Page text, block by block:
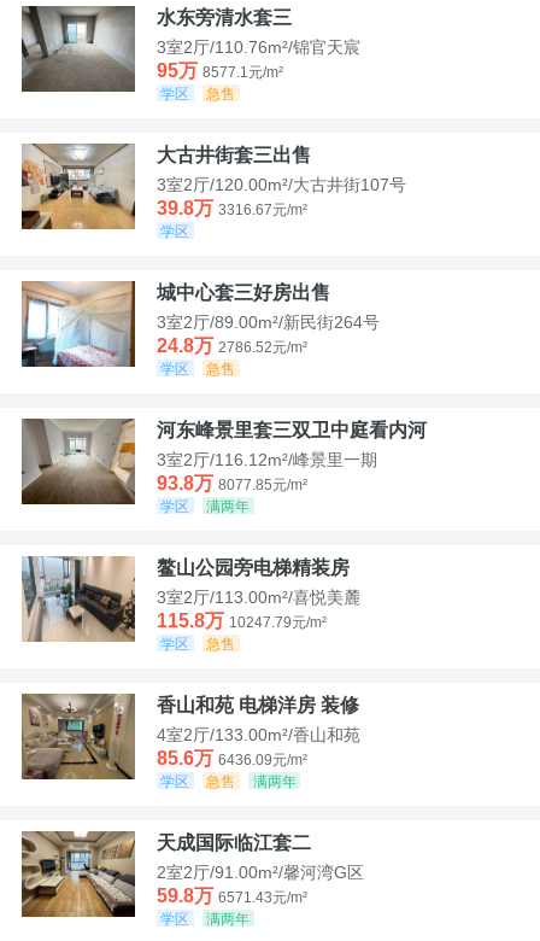
水东旁清水套三
3室2厅/110.76m²/锦官天宸
95万 8577.1元/m²
学区
急售
大古井街套三出售
3室2厅/120.00m²/大古井街107号
39.8万 3316.67元/m²
学区
城中心套三好房出售
3室2厅/89.00m²/新民街264号
24.8万 2786.52元/m²
学区
急售
河东峰景里套三双卫中庭看内河
3室2厅/116.12m²/峰景里一期
93.8万 8077.85元/m²
学区
满两年
鳌山公园旁电梯精装房
3室2厅/113.00m²/喜悦美麓
115.8万 10247.79元/m²
学区
急售
香山和苑 电梯洋房 装修
4室2厅/133.00m²/香山和苑
85.6万 6436.09元/m²
学区
急售 满两年
天成国际临江套二
2室2厅/91.00m²/馨河湾G区
59.8万 6571.43元/m²
学区
满两年